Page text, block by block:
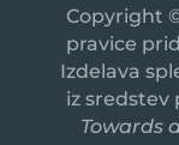
Copyright
pravice
Izdelava
iz sredstev
Towards